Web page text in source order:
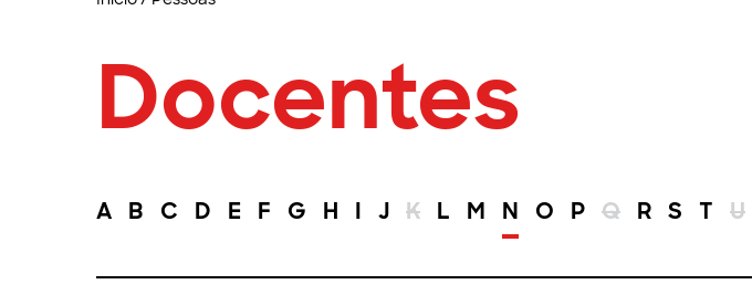
Docentes
A B C D E F G H I J K L M N O P Q R S T U